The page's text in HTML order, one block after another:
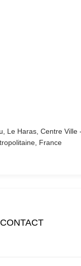
Le Haras, Centre
France